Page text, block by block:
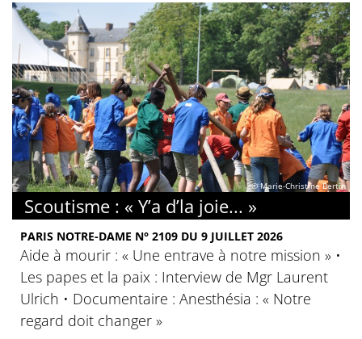
© Marie-Christine Bertin
Scoutisme : « Y’a d’la joie... »
PARIS NOTRE-DAME N° 2109 DU 9 JUILLET 2026
Aide à mourir : « Une entrave à notre mission » •
Les papes et la paix : Interview de Mgr Laurent
Ulrich • Documentaire : Anesthésia : « Notre
regard doit changer »